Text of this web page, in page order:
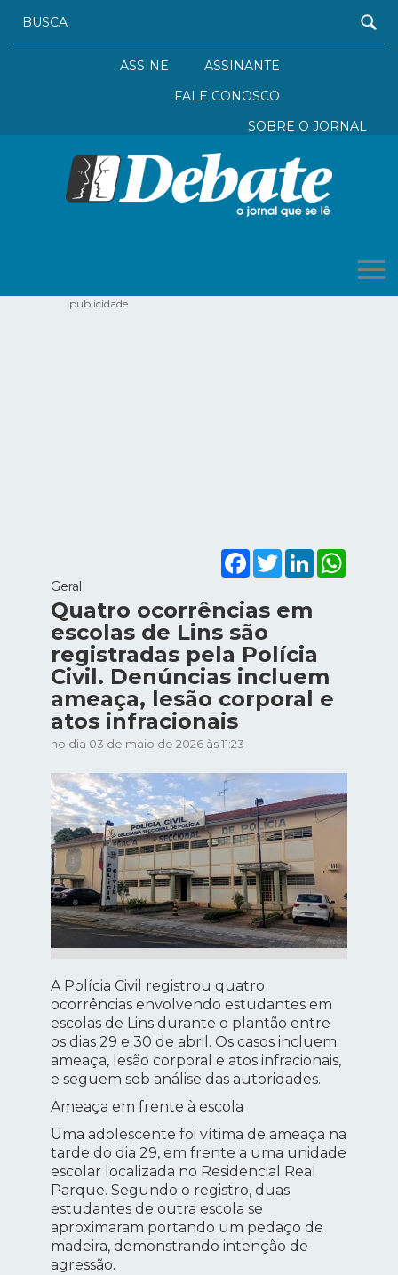
ASSINANTE
ASSINE
FALE CONOSCO
SOBRE O JORNAL
publicidade
FacebookTwitterLinkedIn
Geral
Quatro ocorrências em
escolas de Lins são
registradas pela Polícia
Civil. Denúncias incluem
ameaça, lesão corporal e
atos infracionais
no dia 03 de maio de 2026 às 11:23
A Polícia Civil registrou quatro
ocorrências envolvendo estudantes em
escolas de Lins durante o plantão entre
os dias 29 e 30 de abril. Os casos incluem
ameaça, lesão corporal e atos infracionais,
e seguem sob análise das autoridades.
Ameaça em frente à escola
Uma adolescente foi vítima de ameaça na
tarde do dia 29, em frente a uma unidade
escolar localizada no Residencial Real
Parque. Segundo o registro, duas
estudantes de outra escola se
aproximaram portando um pedaço de
madeira, demonstrando intenção de
agressão.